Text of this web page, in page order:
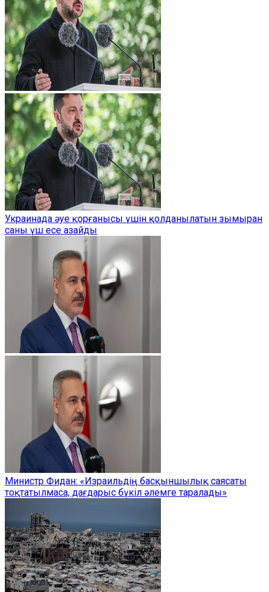
Украинада әуе қорғанысы үшін қолданылатын зымыран
саны үш есе азайды
Министр Фидан: «Израильдің басқыншылық саясаты
тоқтатылмаса, дағдарыс бүкіл әлемге таралады»